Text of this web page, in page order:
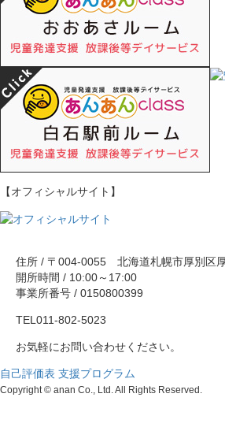
【オフィシャルサイト】
住所 / 〒004-0055 北海道札幌市厚別区
開所時間 / 10:00～17:00
事業所番号 / 0150800399
TEL011-802-5023
お気軽にお問い合わせください。
自己評価表 支援プログラム
Copyright © anan Co., Ltd. All Rights Reserved.